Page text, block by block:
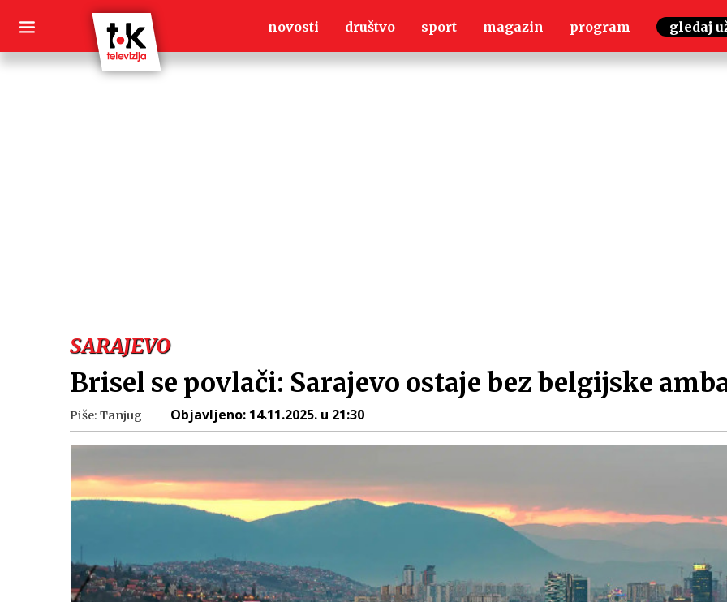
content
novosti društvo sport magazin program gledaj
SARAJEVO
Brisel se povlači: Sarajevo ostaje bez belgijske
Piše: Tanjug Objavljeno: 14.11.2025. u 21:30